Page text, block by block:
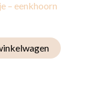
– eenkhoorn